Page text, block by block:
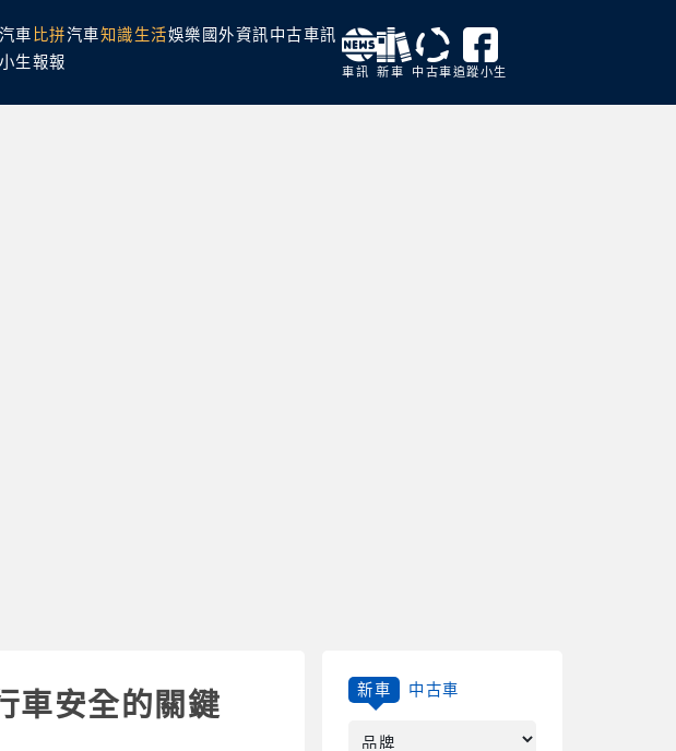
汽車 比拼汽車知識生活娛樂 國外資訊 中古車訊
小生報報
車訊 新車 中古車追蹤小生
車安全的關鍵 新車 中古車